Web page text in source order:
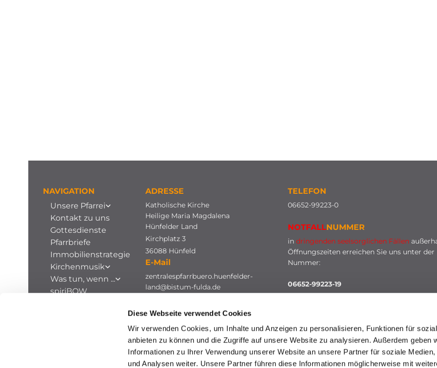
Diese Webseite verwendet Cookies
Wir verwenden Cookies, um Inhalte und Anzeigen zu personalisieren, Funktionen für
anbieten zu können und die Zugriffe auf unsere Website zu analysieren. Außerdem geben
Informationen zu Ihrer Verwendung unserer Website an unsere Partner für soziale Medien,
und Analysen weiter. Unsere Partner führen diese Informationen möglicherweise mit
NAVIGATION
Unsere Pfarrei
Kontakt zu uns
Gottesdienste
Pfarrbriefe
Immobilienstrategie
Kirchenmusik
Was tun, wenn ...
spiriBOW
ADRESSE
Katholische Kirche
Heilige Maria Magdalena
Hünfelder Land
Kirchplatz 3
36088 Hünfeld
E-Mail
zentralespfarrbuero.huenfelder-
land@bistum-fulda.de
TELEFON
06652-99223-0
NOTFALLNUMMER
in dringenden seelsorglichen Fällen
Öffnungszeiten erreichen Sie uns unter der
Nummer:
06652-99223-19
HINWEISGEBERSCHUTZ